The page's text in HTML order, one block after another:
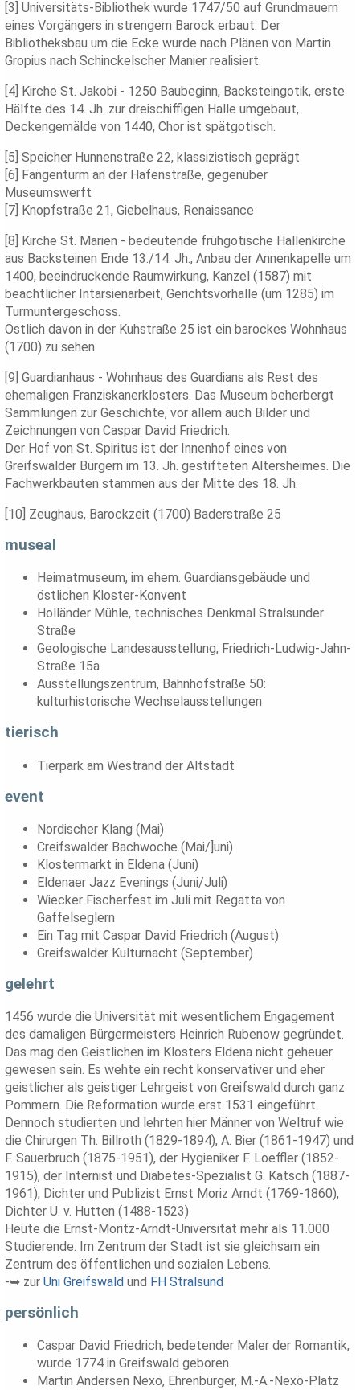
[3] Universitäts-Bibliothek wurde 1747/50 auf Grundmauern
eines Vorgängers in strengem Barock erbaut. Der
Bibliotheksbau um die Ecke wurde nach Plänen von Martin
Gropius nach Schinckelscher Manier realisiert.
[4] Kirche St. Jakobi - 1250 Baubeginn, Backsteingotik, erste
Hälfte des 14. Jh. zur dreischiffigen Halle umgebaut,
Deckengemälde von 1440, Chor ist spätgotisch.
[5] Speicher Hunnenstraße 22, klassizistisch geprägt
[6] Fangenturm an der Hafenstraße, gegenüber
Museumswerft
[7] Knopfstraße 21, Giebelhaus, Renaissance
[8] Kirche St. Marien - bedeutende frühgotische Hallenkirche
aus Backsteinen Ende 13./14. Jh., Anbau der Annenkapelle um
1400, beeindruckende Raumwirkung, Kanzel (1587) mit
beachtlicher Intarsienarbeit, Gerichtsvorhalle (um 1285) im
Turmuntergeschoss.
Östlich davon in der Kuhstraße 25 ist ein barockes Wohnhaus
(1700) zu sehen.
[9] Guardianhaus - Wohnhaus des Guardians als Rest des
ehemaligen Franziskanerklosters. Das Museum beherbergt
Sammlungen zur Geschichte, vor allem auch Bilder und
Zeichnungen von Caspar David Friedrich.
Der Hof von St. Spiritus ist der Innenhof eines von
Greifswalder Bürgern im 13. Jh. gestifteten Altersheimes. Die
Fachwerkbauten stammen aus der Mitte des 18. Jh.
[10] Zeughaus, Barockzeit (1700) Baderstraße 25
museal
Heimatmuseum, im ehem. Guardiansgebäude und
östlichen Kloster-Konvent
Holländer Mühle, technisches Denkmal Stralsunder
Straße
Geologische Landesausstellung, Friedrich-Ludwig-Jahn-
Straße 15a
Ausstellungszentrum, Bahnhofstraße 50:
kulturhistorische Wechselausstellungen
tierisch
Tierpark am Westrand der Altstadt
event
Nordischer Klang (Mai)
Creifswalder Bachwoche (Mai/]uni)
Klostermarkt in Eldena (Juni)
Eldenaer Jazz Evenings (Juni/Juli)
Wiecker Fischerfest im Juli mit Regatta von
Gaffelseglern
Ein Tag mit Caspar David Friedrich (August)
Greifswalder Kulturnacht (September)
gelehrt
1456 wurde die Universität mit wesentlichem Engagement
des damaligen Bürgermeisters Heinrich Rubenow gegründet.
Das mag den Geistlichen im Klosters Eldena nicht geheuer
gewesen sein. Es wehte ein recht konservativer und eher
geistlicher als geistiger Lehrgeist von Greifswald durch ganz
Pommern. Die Reformation wurde erst 1531 eingeführt.
Dennoch studierten und lehrten hier Männer von Weltruf wie
die Chirurgen Th. Billroth (1829-1894), A. Bier (1861-1947) und
F. Sauerbruch (1875-1951), der Hygieniker F. Loeffler (1852-
1915), der Internist und Diabetes-Spezialist G. Katsch (1887-
1961), Dichter und Publizist Ernst Moriz Arndt (1769-1860),
Dichter U. v. Hutten (1488-1523)
Heute die Ernst-Moritz-Arndt-Universität mehr als 11.000
Studierende. Im Zentrum der Stadt ist sie gleichsam ein
Zentrum des öffentlichen und sozialen Lebens.
-➥ zurUni Greifswald und FH Stralsund
persönlich
Caspar David Friedrich, bedetender Maler der Romantik,
wurde 1774 in Greifswald geboren.
Martin Andersen Nexö, Ehrenbürger, M.-A.-Nexö-Platz